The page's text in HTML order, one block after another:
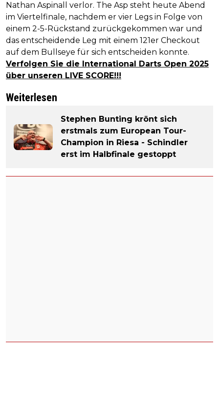
Nathan Aspinall verlor. The Asp steht heute Abend
im Viertelfinale, nachdem er vier Legs in Folge von
einem 2-5-Rückstand zurückgekommen war und
das entscheidende Leg mit einem 121er Checkout
auf dem Bullseye für sich entscheiden konnte.
Verfolgen Sie die International Darts Open 2025
über unseren LIVE SCORE!!!
Weiterlesen
Stephen Bunting krönt sich
erstmals zum European Tour-
Champion in Riesa - Schindler
erst im Halbfinale gestoppt